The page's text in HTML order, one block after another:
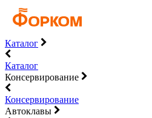
Каталог
Каталог
Консервирование
Консервирование
Автоклавы